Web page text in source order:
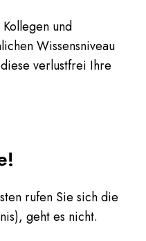
und
Wissensniveau
verlustfrei Ihre
rufen Sie sich die
geht es nicht.